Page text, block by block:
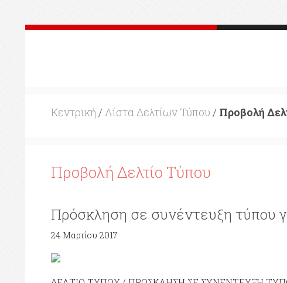
Κεντρική / Λίστα Δελτίων Τύπου / Προβολή
Προβολή Δελτίο Τύπου
Πρόσκληση σε συνέντευξη τύπου
24 Μαρτίου 2017